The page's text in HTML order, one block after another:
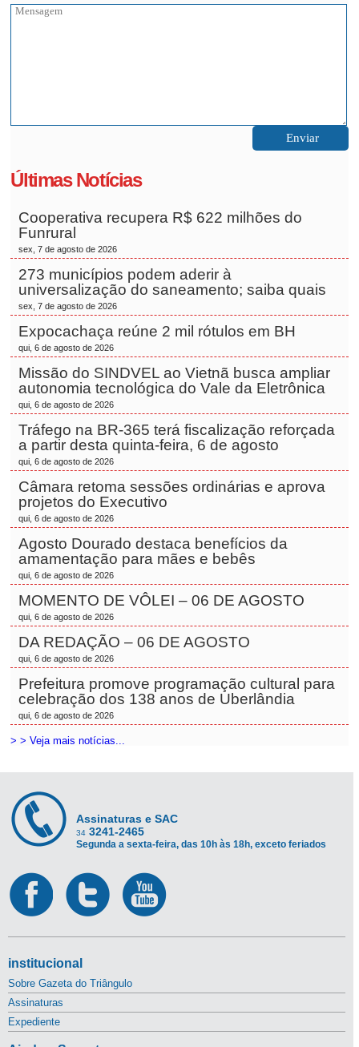
Últimas Notícias
Cooperativa recupera R$ 622 milhões do
Funrural
sex, 7 de agosto de 2026
273 municípios podem aderir à
universalização do saneamento; saiba quais
sex, 7 de agosto de 2026
Expocachaça reúne 2 mil rótulos em BH
qui, 6 de agosto de 2026
Missão do SINDVEL ao Vietnã busca ampliar
autonomia tecnológica do Vale da Eletrônica
qui, 6 de agosto de 2026
Tráfego na BR-365 terá fiscalização reforçada
a partir desta quinta-feira, 6 de agosto
qui, 6 de agosto de 2026
Câmara retoma sessões ordinárias e aprova
projetos do Executivo
qui, 6 de agosto de 2026
Agosto Dourado destaca benefícios da
amamentação para mães e bebês
qui, 6 de agosto de 2026
MOMENTO DE VÔLEI – 06 DE AGOSTO
qui, 6 de agosto de 2026
DA REDAÇÃO – 06 DE AGOSTO
qui, 6 de agosto de 2026
Prefeitura promove programação cultural para
celebração dos 138 anos de Uberlândia
qui, 6 de agosto de 2026
> > Veja mais notícias...
Assinaturas e SAC
34 3241-2465
Segunda a sexta-feira, das 10h às 18h, exceto feriados
institucional
Sobre Gazeta do Triângulo
Assinaturas
Expediente